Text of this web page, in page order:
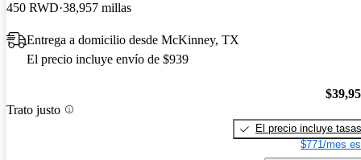
450 RWD 38,957 millas
Entrega a domicilio desde McKinney, TX
El precio incluye envío de $939
Trato justo
El precio incluye tasas
$771/mes